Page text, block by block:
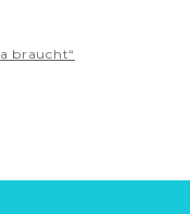
braucht“